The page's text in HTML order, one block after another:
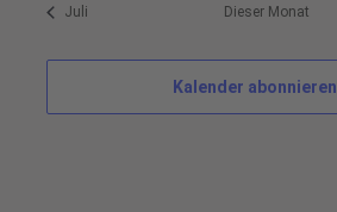
Juli Dieser Monat
Kalender abonnieren